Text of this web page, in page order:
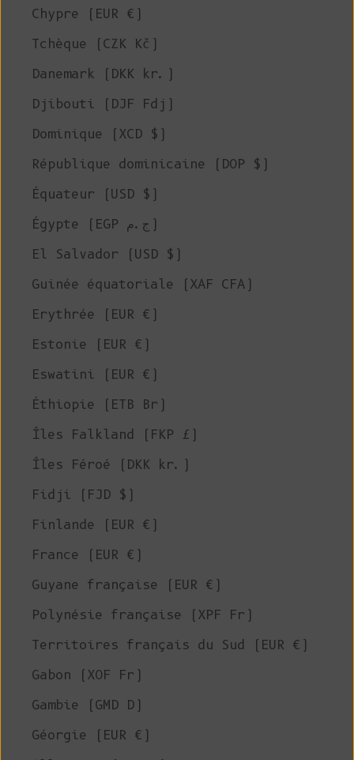
Chypre (EUR €)
Tchèque (CZK Kč)
Danemark (DKK kr.)
Djibouti (DJF Fdj)
Dominique (XCD $)
République dominicaine (DOP $)
Équateur (USD $)
Égypte (EGP ج.م)
El Salvador (USD $)
Guinée équatoriale (XAF CFA)
Erythrée (EUR €)
Estonie (EUR €)
Eswatini (EUR €)
Éthiopie (ETB Br)
Îles Falkland (FKP £)
Îles Féroé (DKK kr.)
Fidji (FJD $)
Finlande (EUR €)
France (EUR €)
Guyane française (EUR €)
Polynésie française (XPF Fr)
Territoires français du Sud (EUR €)
Gabon (XOF Fr)
Gambie (GMD D)
Géorgie (EUR €)